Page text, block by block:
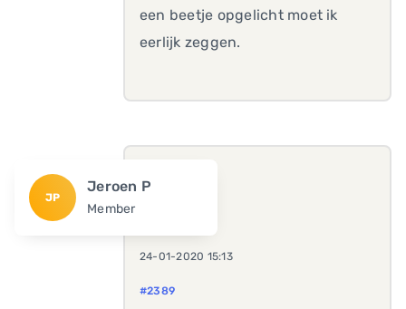
een beetje opgelicht moet ik
eerlijk zeggen.
JP
Jeroen P
Member
24-01-2020 15:13
#2389